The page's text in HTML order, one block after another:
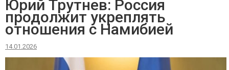
Юрий Трутнев: Россия
продолжит укреплять
отношения с Намибией
14.01.2026